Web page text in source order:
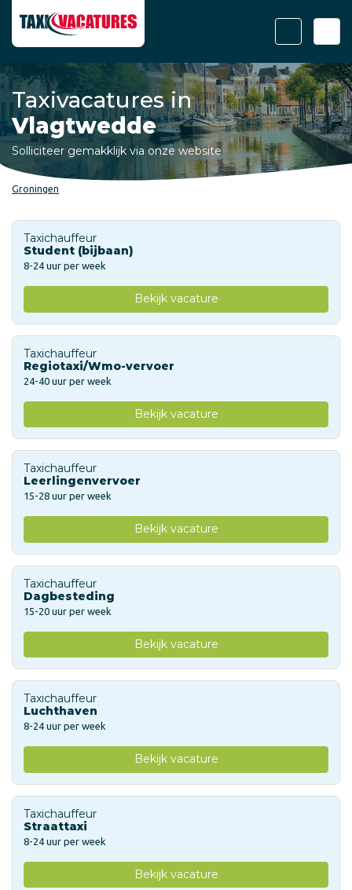
Taxivacatures in
Vlagtwedde
Solliciteer gemakklijk via onze website
Groningen
Taxichauffeur
Student (bijbaan)
8-24 uur per week
Bekijk vacature
Taxichauffeur
Regiotaxi/Wmo-vervoer
24-40 uur per week
Bekijk vacature
Taxichauffeur
Leerlingenvervoer
15-28 uur per week
Bekijk vacature
Taxichauffeur
Dagbesteding
15-20 uur per week
Bekijk vacature
Taxichauffeur
Luchthaven
8-24 uur per week
Bekijk vacature
Taxichauffeur
Straattaxi
8-24 uur per week
Bekijk vacature